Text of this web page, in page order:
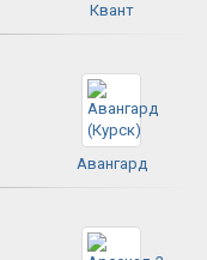
Квант
Авангард